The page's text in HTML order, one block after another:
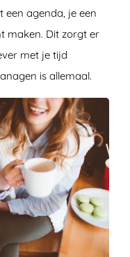
agenda, je een
maken. Dit zorgt er
met je tijd
is allemaal.